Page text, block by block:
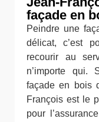
façade en
Peindre une
délicat, c’est
recourir au
n’importe qui.
façade en bois
François est le
pour